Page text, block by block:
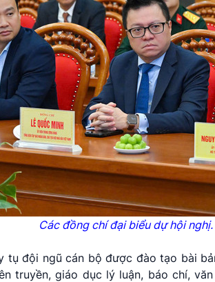
Các đồng chí đại biểu dự hội
tụ đội ngũ cán bộ được đào tạo bài
truyền, giáo dục lý luận, báo chí,